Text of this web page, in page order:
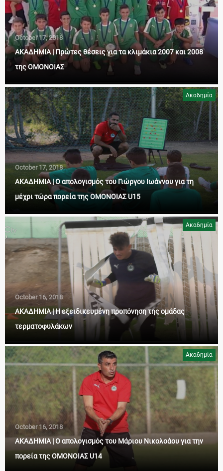
October 17, 2018
ΑΚΑΔΗΜΙΑ | Πρώτες θέσεις για τα κλιμάκια 2007 και 2008
της ΟΜΟΝΟΙΑΣ
Ακαδημία
October 17, 2018
ΑΚΑΔΗΜΙΑ | Ο απολογισμός του Γιώργου Ιωάννου για τη
μέχρι τώρα πορεία της ΟΜΟΝΟΙΑΣ U15
Ακαδημία
October 16, 2018
ΑΚΑΔΗΜΙΑ | Η εξειδικευμένη προπόνηση της ομάδας
τερματοφυλάκων
Ακαδημία
October 16, 2018
ΑΚΑΔΗΜΙΑ | Ο απολογισμός του Μάριου Νικολοάου για την
πορεία της ΟΜΟΝΟΙΑΣ U14